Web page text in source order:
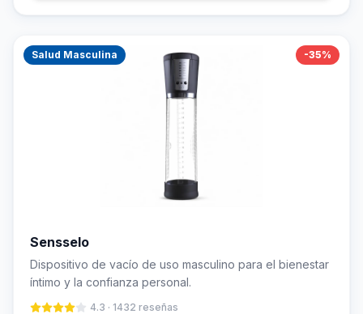
Salud Masculina -35%
Sensselo
Dispositivo de vacío de uso masculino para el bienestar
íntimo y la confianza personal.
4.3 · 1432 reseñas